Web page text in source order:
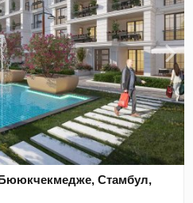
Стамбул,